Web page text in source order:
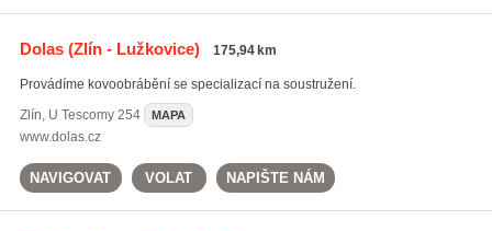
Dolas(Zlín - Lužkovice) 175,94 km
Provádíme kovoobrábění se specializací na soustružení.
Zlín, U Tescomy 254 MAPA
www.dolas.cz
NAVIGOVAT VOLAT NAPIŠTE NÁM